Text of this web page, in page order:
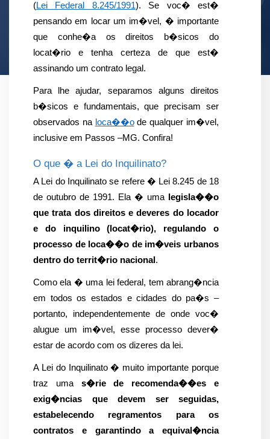
(Lei Federal 8.245/1991). Se voc� est�
pensando em locar um im�vel, � importante
que conhe�a os direitos b�sicos do
locat�rio e tenha certeza de que est�
assinando um contrato legal.
Para lhe ajudar, separamos alguns direitos
b�sicos e fundamentais, que precisam ser
observados na loca��o de qualquer im�vel,
inclusive em Passos –MG. Confira!
O que � a Lei do Inquilinato?
A Lei do Inquilinato se refere � Lei 8.245 de 18
de outubro de 1991. Ela � uma legisla��o
que trata dos direitos e deveres do locador
e do inquilino (locat�rio), regulando o
processo de loca��o de im�veis urbanos
dentro do territ�rio nacional .
Como ela � uma lei federal, tem abrang�ncia
em todos os estados e cidades do pa�s –
portanto, independentemente de onde voc�
alugue um im�vel, esse processo dever�
estar de acordo com os dizeres da lei.
A Lei do Inquilinato � muito importante porque
traz uma s�rie de recomenda��es e
exig�ncias que devem ser seguidas,
estabelecendo regramentos para os
contratos e garantindo a equival�ncia